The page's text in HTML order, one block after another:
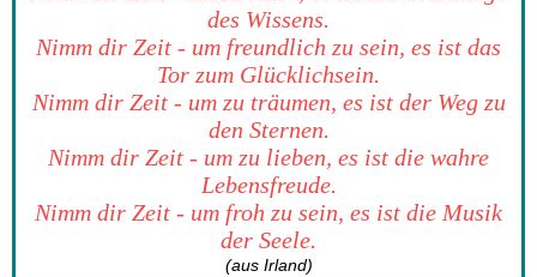
des Wissens.
Nimm dir Zeit - um freundlich zu sein, es ist das
Tor zum Glücklichsein.
Nimm dir Zeit - um zu träumen, es ist der Weg zu
den Sternen.
Nimm dir Zeit - um zu lieben, es ist die wahre
Lebensfreude.
Nimm dir Zeit - um froh zu sein, es ist die Musik
der Seele.
(aus Irland)